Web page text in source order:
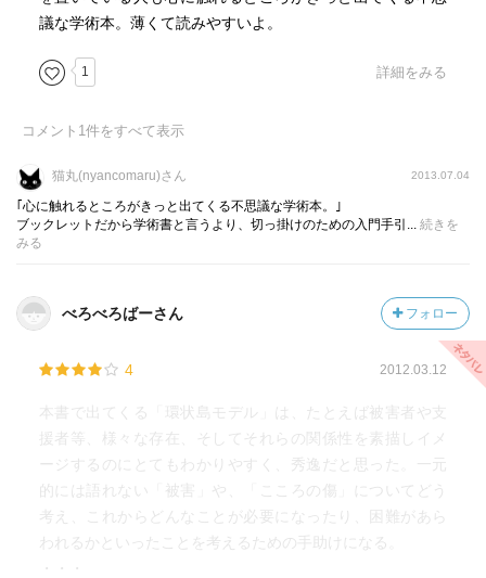
議な学術本。薄くて読みやすいよ。
1 詳細をみる
コメント 1件をすべて表示
猫丸(nyancomaru)さん 2013.07.04
｢心に触れるところがきっと出てくる不思議な学術本。｣
ブックレットだから学術書と言うより、切っ掛けのための入門手引... 続きを
みる
べろべろばーさん フォロー
4 2012.03.12
本書で出てくる「環状島モデル」は、たとえば被害者や支
援者等、様々な存在、そしてそれらの関係性を素描しイメ
ージするのにとてもわかりやすく、秀逸だと思った。一元
的には語れない「被害」や、「こころの傷」についてどう
考え、これからどんなことが必要になったり、困難があら
われるかといったことを考えるための手助けになる。
・・・